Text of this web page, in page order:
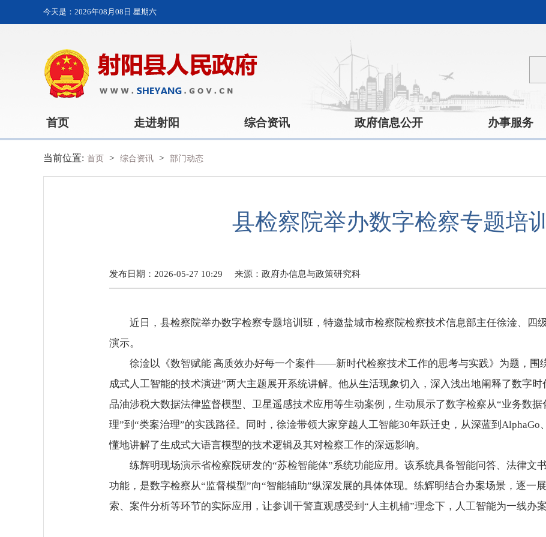
今天是： 2026年08月08日 星期六
首页 走进射阳 综合资讯 政府信息公开 办事服务
当前位置: 首页 > 综合资讯 > 部门动态
县检察院举办数字检察专题培
发布日期：2026-05-27 10:29 来源： 政府办信息与政策研究科
近日，县检察院举办数字检察专题培训班，特邀盐城市检察院检察技术信息部主任徐淦、四
演示。
徐淦以《数智赋能 高质效办好每一个案件——新时代检察技术工作的思考与实践》为题，围
成式人工智能的技术演进”两大主题展开系统讲解。他从生活现象切入，深入浅出地阐释了数字
品油涉税大数据法律监督模型、卫星遥感技术应用等生动案例，生动展示了数字检察从“业务数据
理”到“类案治理”的实践路径。同时，徐淦带领大家穿越人工智能30年跃迁史，从深蓝到AlphaGo
懂地讲解了生成式大语言模型的技术逻辑及其对检察工作的深远影响。
练辉明现场演示省检察院研发的“苏检智能体”系统功能应用。该系统具备智能问答、法律文
功能，是数字检察从“监督模型”向“智能辅助”纵深发展的具体体现。练辉明结合办案场景，逐一
索、案件分析等环节的实际应用，让参训干警直观感受到“人主机辅”理念下，人工智能为一线办